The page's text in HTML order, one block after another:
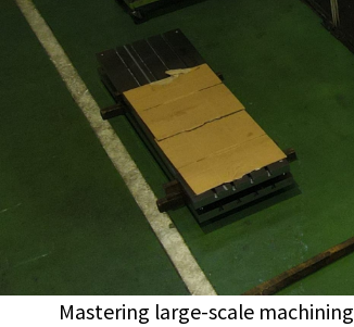
Mastering large-scale machining